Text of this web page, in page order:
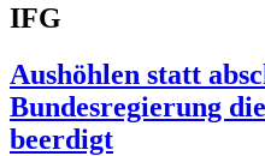
IFG
Aushöhlen statt
Bundesregierung
beerdigt